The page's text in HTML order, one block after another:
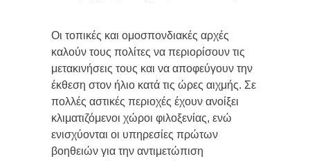
Οι τοπικές και ομοσπονδιακές αρχές
καλούν τους πολίτες να περιορίσουν τις
μετακινήσεις τους και να αποφεύγουν την
έκθεση στον ήλιο κατά τις ώρες αιχμής. Σε
πολλές αστικές περιοχές έχουν ανοίξει
κλιματιζόμενοι χώροι φιλοξενίας, ενώ
ενισχύονται οι υπηρεσίες πρώτων
βοηθειών για την αντιμετώπιση